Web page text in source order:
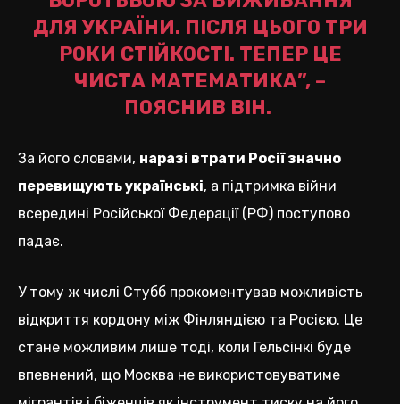
ДЛЯ УКРАЇНИ. ПІСЛЯ ЦЬОГО ТРИ
РОКИ СТІЙКОСТІ. ТЕПЕР ЦЕ
ЧИСТА МАТЕМАТИКА”, –
ПОЯСНИВ ВІН.
За його словами, наразі втрати Росії значно
перевищують українські, а підтримка війни
всередині Російської Федерації (РФ) поступово
падає.
У тому ж числі Стубб прокоментував можливість
відкриття кордону між Фінляндією та Росією. Це
стане можливим лише тоді, коли Гельсінкі буде
впевнений, що Москва не використовуватиме